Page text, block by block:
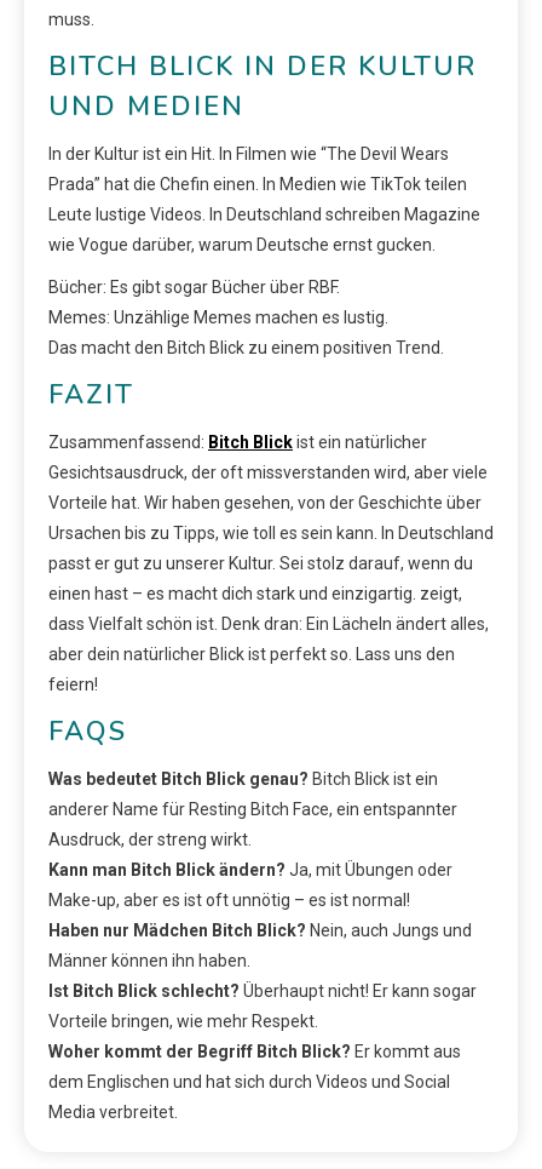
muss.
BITCH BLICK IN DER KULTUR
UND MEDIEN
In der Kultur ist ein Hit. In Filmen wie “The Devil Wears
Prada” hat die Chefin einen. In Medien wie TikTok teilen
Leute lustige Videos. In Deutschland schreiben Magazine
wie Vogue darüber, warum Deutsche ernst gucken.
Bücher: Es gibt sogar Bücher über RBF.
Memes: Unzählige Memes machen es lustig.
Das macht den Bitch Blick zu einem positiven Trend.
FAZIT
Zusammenfassend: Bitch Blickist ein natürlicher
Gesichtsausdruck, der oft missverstanden wird, aber viele
Vorteile hat. Wir haben gesehen, von der Geschichte über
Ursachen bis zu Tipps, wie toll es sein kann. In Deutschland
passt er gut zu unserer Kultur. Sei stolz darauf, wenn du
einen hast – es macht dich stark und einzigartig. zeigt,
dass Vielfalt schön ist. Denk dran: Ein Lächeln ändert alles,
aber dein natürlicher Blick ist perfekt so. Lass uns den
feiern!
FAQS
Was bedeutet Bitch Blick genau? Bitch Blick ist ein
anderer Name für Resting Bitch Face, ein entspannter
Ausdruck, der streng wirkt.
Kann man Bitch Blick ändern? Ja, mit Übungen oder
Make-up, aber es ist oft unnötig – es ist normal!
Haben nur Mädchen Bitch Blick? Nein, auch Jungs und
Männer können ihn haben.
Ist Bitch Blick schlecht? Überhaupt nicht! Er kann sogar
Vorteile bringen, wie mehr Respekt.
Woher kommt der Begriff Bitch Blick? Er kommt aus
dem Englischen und hat sich durch Videos und Social
Media verbreitet.